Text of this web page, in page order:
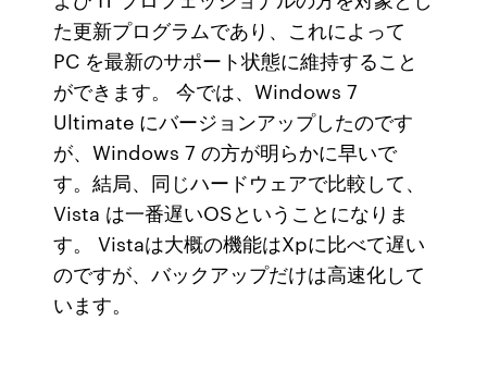
た更新プログラムであり、これによって
PC を最新のサポート状態に維持すること
ができます。 今では、Windows 7
Ultimate にバージョンアップしたのです
が、Windows 7 の方が明らかに早いで
す。結局、同じハードウェアで比較して、
Vista は一番遅いOSということになりま
す。 Vistaは大概の機能はXpに比べて遅い
のですが、バックアップだけは高速化して
います。